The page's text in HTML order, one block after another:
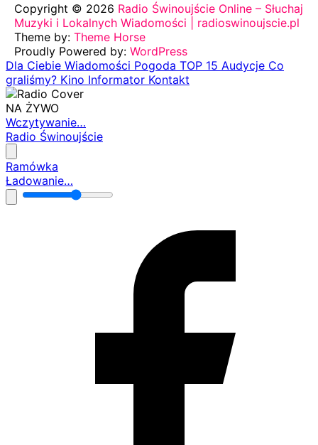
Copyright © 2026 Radio Świnoujście Online – Słuchaj
Muzyki i Lokalnych Wiadomości | radioswinoujscie.pl
Theme by: Theme Horse
Proudly Powered by: WordPress
Dla Ciebie Wiadomości Pogoda TOP 15 Audycje Co
graliśmy? Kino Informator Kontakt
NA ŻYWO
Wczytywanie…
Radio Świnoujście
Ramówka
Ładowanie…